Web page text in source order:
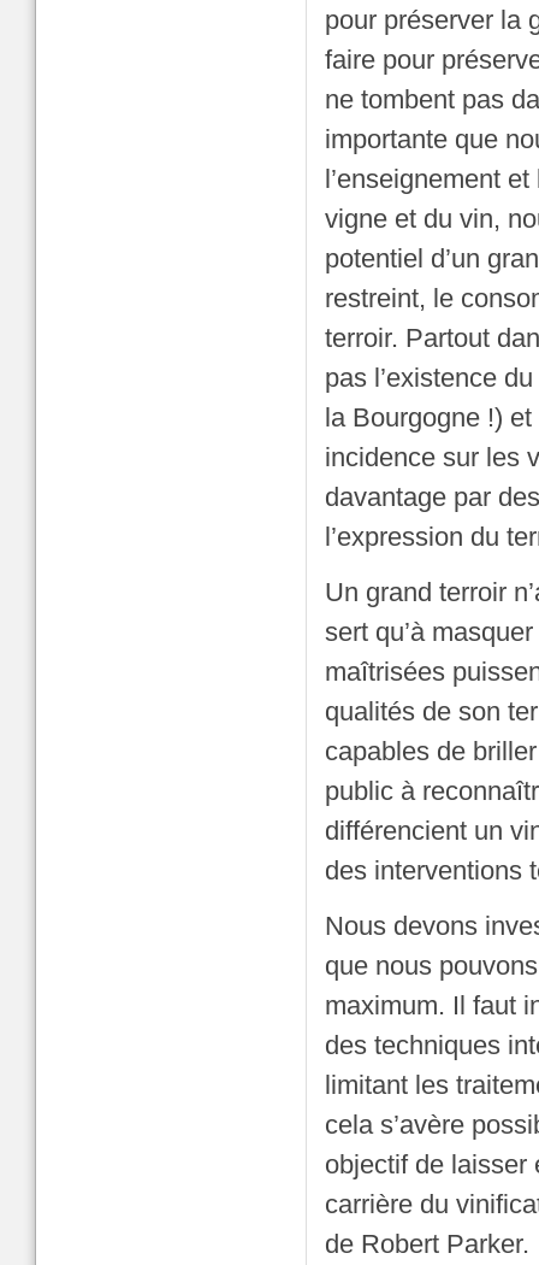
pour préserver la
faire pour
ne tombent pas
importante que
l’enseignement
vigne et du vin,
potentiel d’un
restreint, le
terroir. Partout
pas l’existence
la Bourgogne !)
incidence sur les
davantage par
l’expression du
Un grand terroir
sert qu’à
maîtrisées
qualités de son
capables de
public à
différencient un
des interventions
Nous devons
que nous
maximum. Il faut
des techniques
limitant les
cela s’avère
objectif de laisser
carrière du
de Robert Parker.